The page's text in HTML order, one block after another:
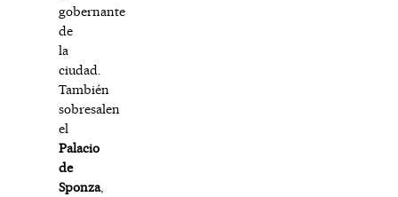
gobernante
de
la
ciudad.
También
sobresalen
el
Palacio
de
Sponza,